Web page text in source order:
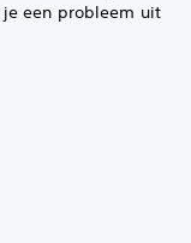
een probleem uit